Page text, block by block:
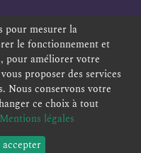
SIGNALEMENT
CONFIDENTIALITÉ
CONTACT
pour mesurer la
le fonctionnement et
pour améliorer votre
proposer des services
Nous conservons votre
ce choix à tout
Mentions légales